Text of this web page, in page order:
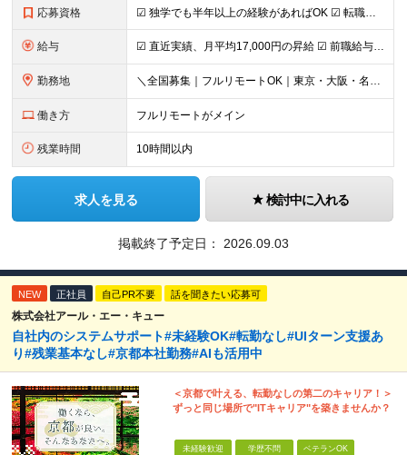
応募資格 ☑︎ 独学でも半年以上の経験があればOK ☑︎ 転職回数・ブランク不問 ☑︎ 学歴不問 ☑︎ スキルチェンジ可 下記いずれかの実務経験をお持ちの方 ■システム開発 ┗言語・工程・業界・ジャンルなどは
給与 ☑︎ 直近実績、月平均17,000円の昇給 ☑︎ 前職給与100%保証 ☑︎ 実質還元率80～90% ☑︎ 待機時も給与は満額支給 月給35万円～70万円＋交通費など各種手当 ※想定年収：4,200
勤務地 ＼全国募集｜フルリモートOK｜東京・大阪・名古屋エリアは出社案件も豊富／ 【1】フルリモートの場合…全国各地にて完全在宅勤務が可能！強制的な出社日もありません。 【2】出社の場合…本社、大阪支店、も
働き方 フルリモートがメイン
残業時間 10時間以内
求人を見る 検討中に入れる
掲載終了予定日： 2026.09.03
NEW 正社員 自己PR不要 話を聞きたい応募可
株式会社アール・エー・キュー
自社内のシステムサポート#未経験OK#転勤なし#UIターン支援あ
り#残業基本なし#京都本社勤務#AIも活用中
＜京都で叶える、転勤なしの第二のキャリア！＞
ずっと同じ場所で"ITキャリア"を築きませんか？
未経験歓迎 学歴不問 ベテランOK